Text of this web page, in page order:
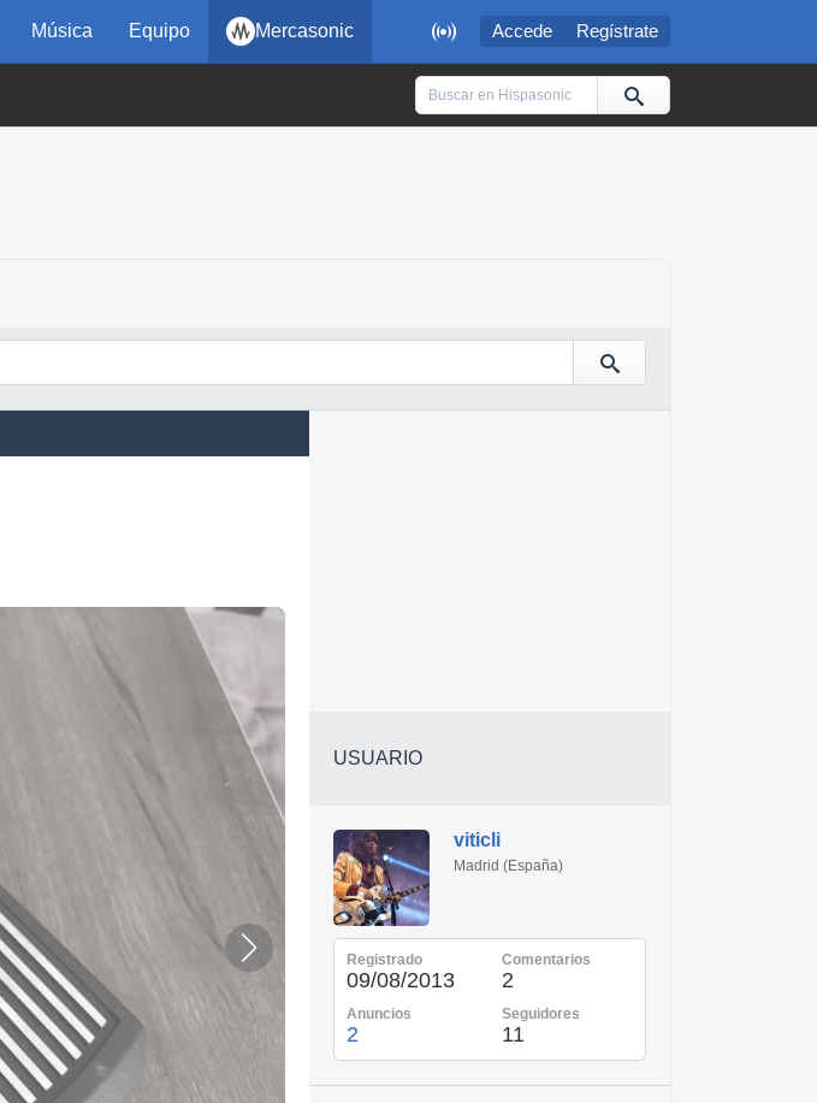
 Accede Regístrate
Música Equipo Mercasonic
USUARIO
viticli
Madrid (España)
Registrado
09/08/2013
Comentarios
2
Anuncios
2
Seguidores
11